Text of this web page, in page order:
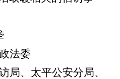
法委
局、太平公安分局、